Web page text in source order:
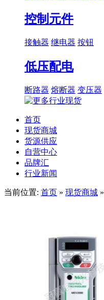
控制元件
接触器 继电器 按钮
低压配电
断路器 熔断器 变压器
首页
现货商城
货源供应
自营中心
品牌汇
行业新闻
当前位置: 首页 » 现货商城 »